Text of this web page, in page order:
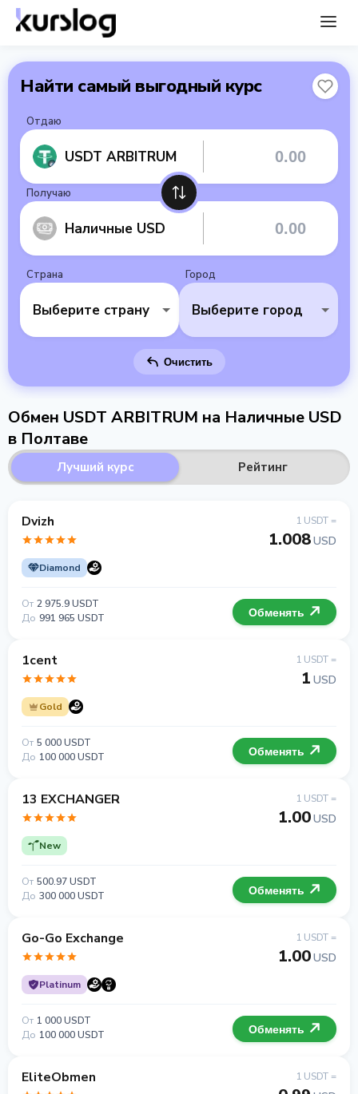
Найти самый выгодный курс
Отдаю
USDT ARBITRUM
Получаю
Наличные USD
Страна
Выберите страну
Город
Выберите город
Очистить
Обмен USDT ARBITRUM на Наличные USD
в Полтаве
Лучший курс Рейтинг
Dvizh
Diamond
1 USDT =
1.008USD
От 2 975.9 USDT
До 991 965 USDT Обменять
1cent
Gold
1 USDT =
1 USD
От 5 000 USDT
До 100 000 USDT Обменять
13 EXCHANGER
New
1 USDT =
1.00USD
От 500.97 USDT
До 300 000 USDT Обменять
Go-Go Exchange
Platinum
1 USDT =
1.00USD
От 1 000 USDT
До 100 000 USDT Обменять
EliteObmen 1 USDT =